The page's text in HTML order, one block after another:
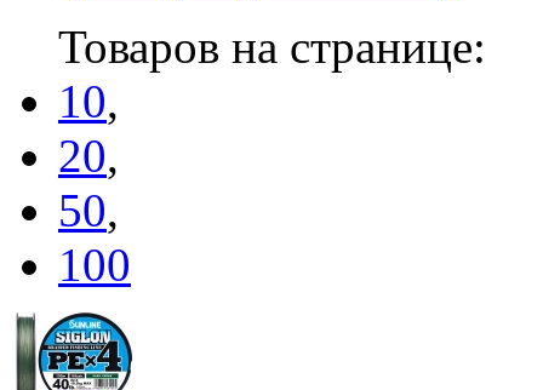
Товаров на странице:
10,
20,
50,
100